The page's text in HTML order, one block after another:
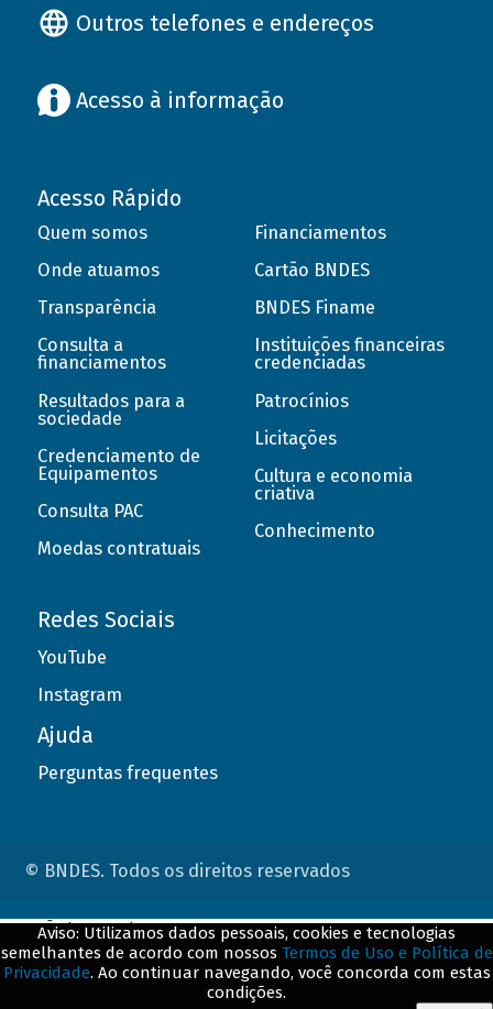
Outros telefones e endereços
Acesso à informação
Acesso Rápido
Quem somos
Onde atuamos
Transparência
Consulta a
financiamentos
Resultados para a
sociedade
Credenciamento de
Equipamentos
Consulta PAC
Moedas contratuais
Financiamentos
Cartão BNDES
BNDES Finame
Instituições financeiras
credenciadas
Patrocínios
Licitações
Cultura e economia
criativa
Conhecimento
Redes Sociais
YouTube
Instagram
Ajuda
Perguntas frequentes
© BNDES. Todos os direitos reservados
Aviso: Utilizamos dados pessoais, cookies e tecnologias
semelhantes de acordo com nossos Termos de Uso e Política de
Privacidade. Ao continuar navegando, você concorda com estas
condições.
ConteÃºdo complementar
${title}${badge}